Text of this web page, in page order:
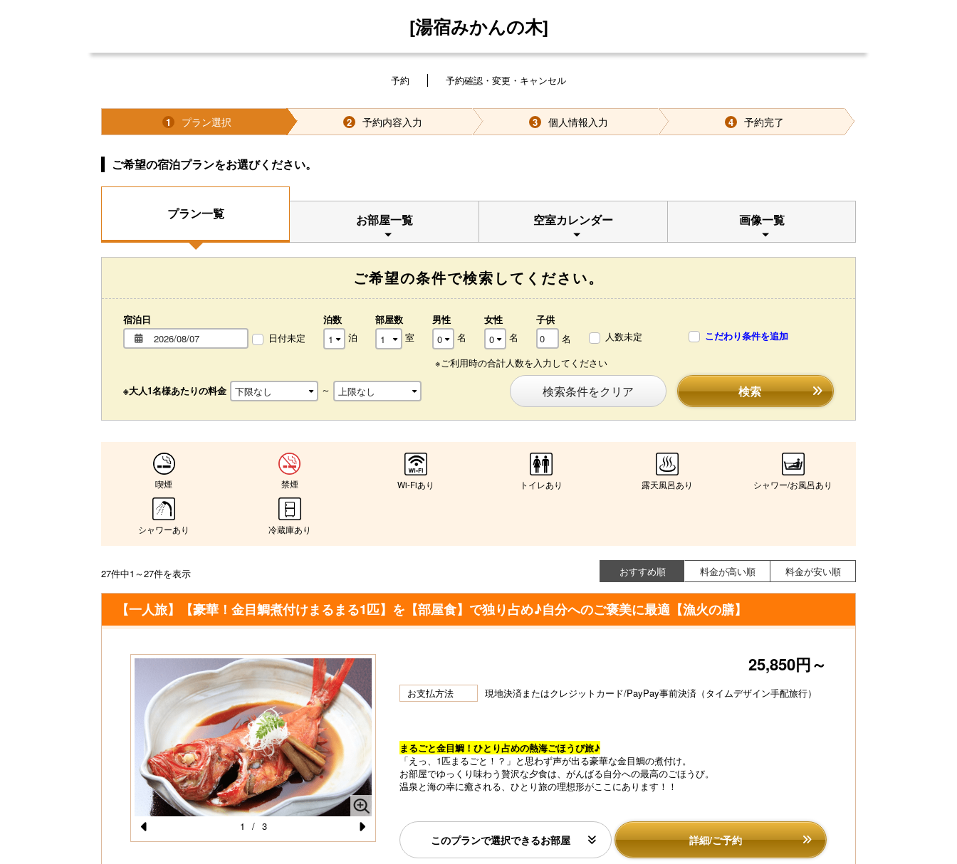
[湯宿みかんの木]
予約 予約確認・変更・キャンセル
1 プラン選択 2 予約内容入力 3 個人情報入力 4 予約完了
ご希望の宿泊プランをお選びください。
プラン一覧 お部屋一覧 空室カレンダー 画像一覧
ご希望の条件で検索してください。
宿泊日
日付未定
泊数
泊
部屋数
室
男性
名
女性
名
子供
名
人数未定
※ご利用時の合計人数を入力してください
こだわり条件を追加
※大人1名様あたりの料金 ～ 検索条件をクリア 検索
喫煙 禁煙 Wi-Fiあり トイレあり 露天風呂あり シャワー/お風呂あり
シャワーあり 冷蔵庫あり
おすすめ順 料金が高い順 料金が安い順
27件中1～27件を表示
【一人旅】【豪華！金目鯛煮付けまるまる1匹】を【部屋食】で独り占め♪自分へのご褒美に最適【漁火の膳】
Pr
納豆や自然薯、めかぶ等を混ぜ合わせたネバネバ【朝活
セット】を中心とした健康和朝食♪
N
1 / 3
25,850円～
お支払方法 現地決済またはクレジットカード/PayPay事前決済（タイムデザイン手配旅行）
まるごと金目鯛！ひとり占めの熱海ごほうび旅♪
「えっ、1匹まるごと！？」と思わず声が出る豪華な金目鯛の煮付け。
お部屋でゆっくり味わう贅沢な夕食は、がんばる自分への最高のごほうび。
温泉と海の幸に癒される、ひとり旅の理想形がここにあります！！
詳細/ご予約
このプランで選択できるお部屋